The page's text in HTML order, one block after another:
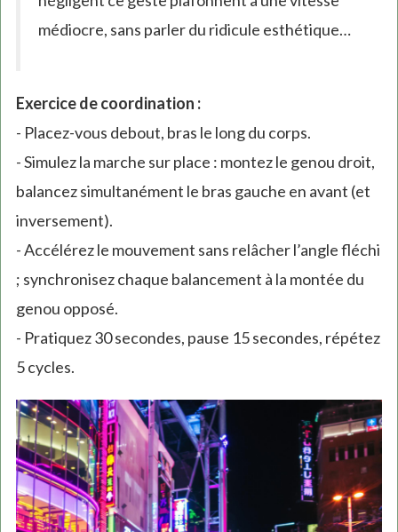
médiocre, sans parler du ridicule esthétique…
Exercice de coordination :
- Placez-vous debout, bras le long du corps.
- Simulez la marche sur place : montez le genou droit,
balancez simultanément le bras gauche en avant (et
inversement).
- Accélérez le mouvement sans relâcher l’angle fléchi
; synchronisez chaque balancement à la montée du
genou opposé.
- Pratiquez 30 secondes, pause 15 secondes, répétez
5 cycles.